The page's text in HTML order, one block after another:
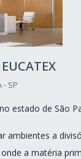
- SP
estado de São
ambientes a
a matéria